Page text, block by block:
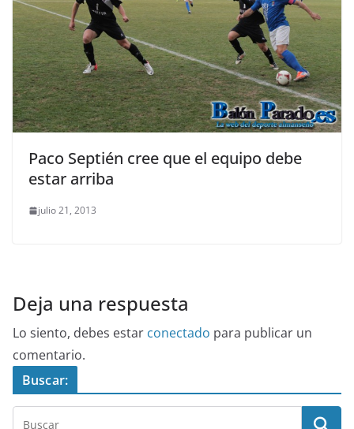
Paco Septién cree que el equipo debe
estar arriba
julio 21, 2013
Deja una respuesta
Lo siento, debes estar conectado para publicar un
comentario.
Buscar: